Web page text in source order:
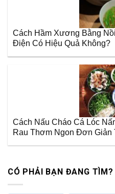
Cách Hầm Xương Bằng
Điện Có Hiệu Quả Không?
Cách Nấu Cháo Cá Lóc
Rau Thơm Ngon Đơn Giản
CÓ PHẢI BẠN ĐANG TÌM?